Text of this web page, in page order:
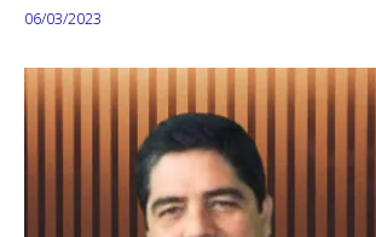
06/03/2023